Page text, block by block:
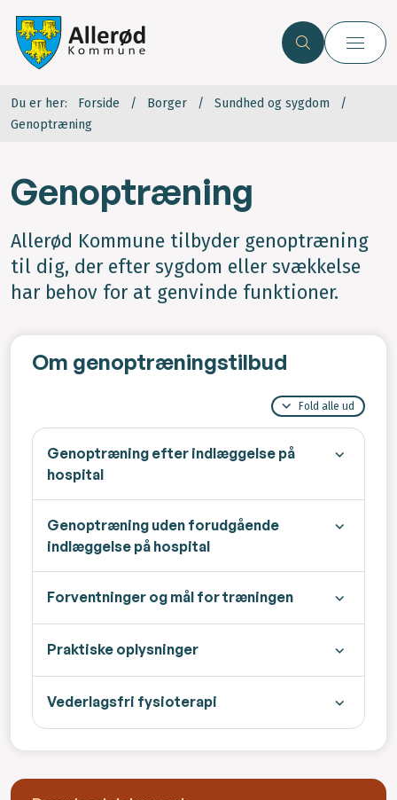
Du er her: Forside Borger
Sundhed og sygdom
Genoptræning
Genoptræning
Allerød Kommune tilbyder genoptræning
til dig, der efter sygdom eller svækkelse
har behov for at genvinde funktioner.
Om genoptræningstilbud
Fold alle ud
Genoptræning efter indlæggelse på
hospital
Genoptræning uden forudgående
indlæggelse på hospital
Forventninger og mål for træningen
Praktiske oplysninger
Vederlagsfri fysioterapi